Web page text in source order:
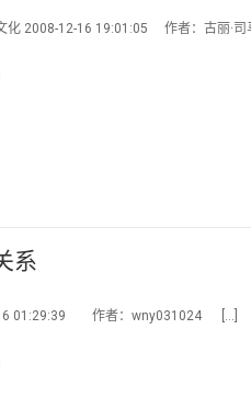
化 2008-12-16 19:01:05 作者：古丽·
系
16 01:29:39 作者：wny031024 […]